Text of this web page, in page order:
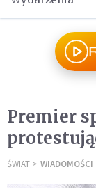
Premier
ŚWIAT